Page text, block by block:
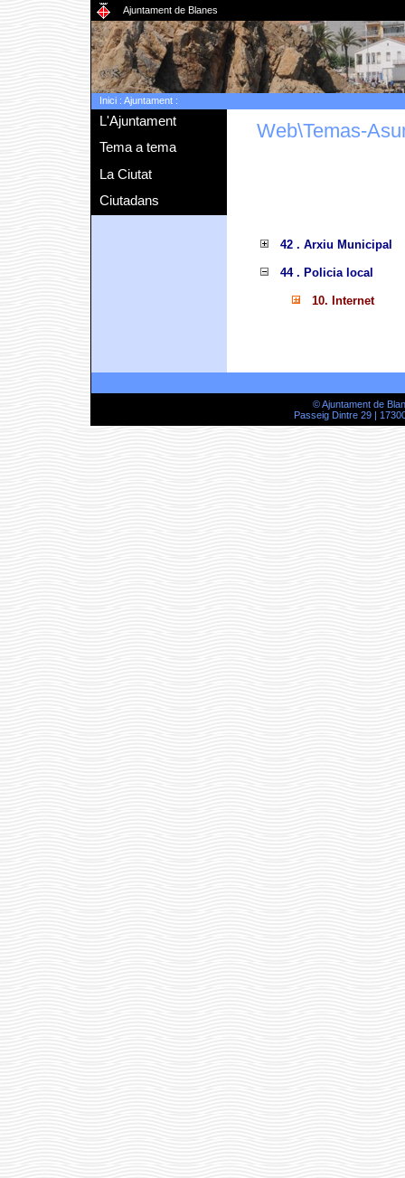
Ajuntament de Blanes
Inici: Ajuntament:
L'Ajuntament
Tema a tema
La Ciutat
Ciutadans
Web\Temas-
42 . Arxiu Municipal
44 . Policia local
10. Internet
© Ajuntament de
Passeig Dintre 29 |